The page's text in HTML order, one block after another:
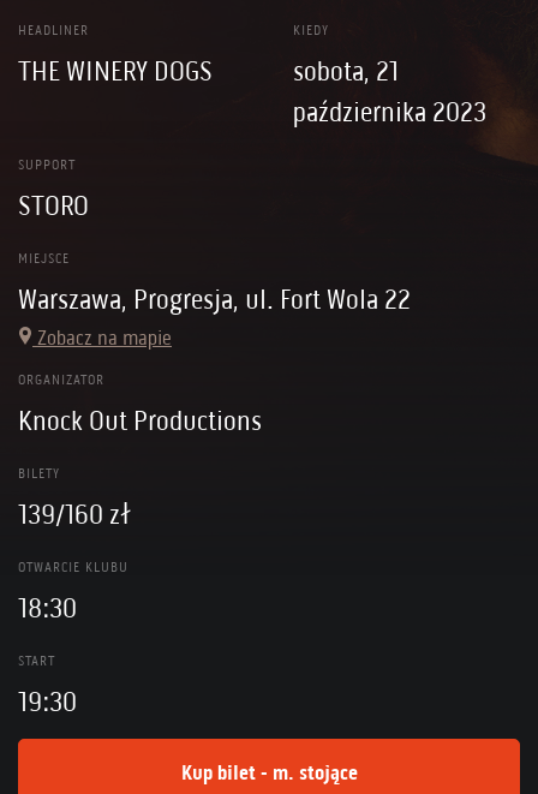
HEADLINER
THE WINERY DOGS
KIEDY
sobota, 21
października 2023
SUPPORT
STORO
MIEJSCE
Warszawa, Progresja, ul. Fort Wola 22
Zobacz na mapie
ORGANIZATOR
Knock Out Productions
BILETY
139/160 zł
OTWARCIE KLUBU
18:30
START
19:30
Kup bilet - m. stojące